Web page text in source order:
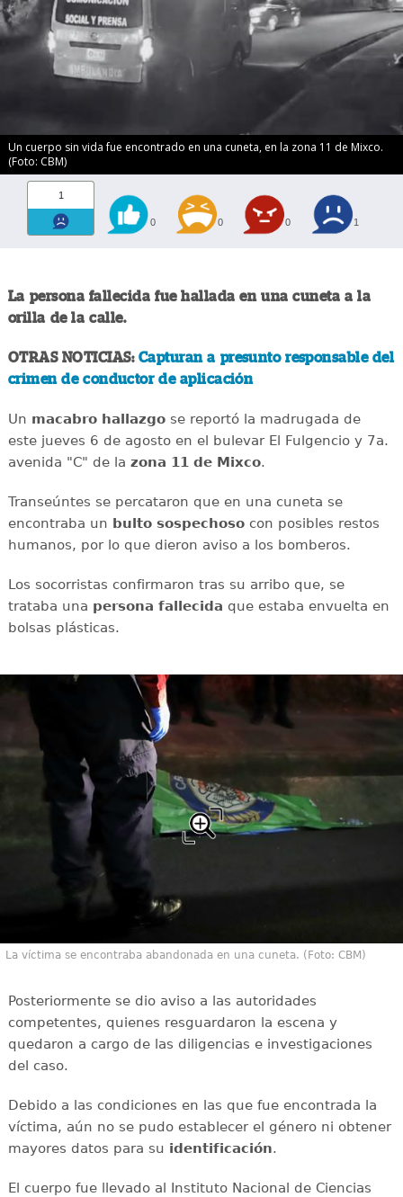
Un cuerpo sin vida fue encontrado en una cuneta, en la zona 11 de Mixco.
(Foto: CBM)
1
0 0 0 1
La persona fallecida fue hallada en una cuneta a la
orilla de la calle.
OTRAS NOTICIAS: Capturan a presunto responsable del
crimen de conductor de aplicación
Un macabro hallazgose reportó la madrugada de
este jueves 6 de agosto en el bulevar El Fulgencio y 7a.
avenida "C" de la zona 11 de Mixco.
Transeúntes se percataron que en una cuneta se
encontraba un bulto sospechosocon posibles restos
humanos, por lo que dieron aviso a los bomberos.
Los socorristas confirmaron tras su arribo que, se
trataba una persona fallecida que estaba envuelta en
bolsas plásticas.
La víctima se encontraba abandonada en una cuneta. (Foto: CBM)
Posteriormente se dio aviso a las autoridades
competentes, quienes resguardaron la escena y
quedaron a cargo de las diligencias e investigaciones
del caso.
Debido a las condiciones en las que fue encontrada la
víctima, aún no se pudo establecer el género ni obtener
mayores datos para su identificación.
El cuerpo fue llevado al Instituto Nacional de Ciencias